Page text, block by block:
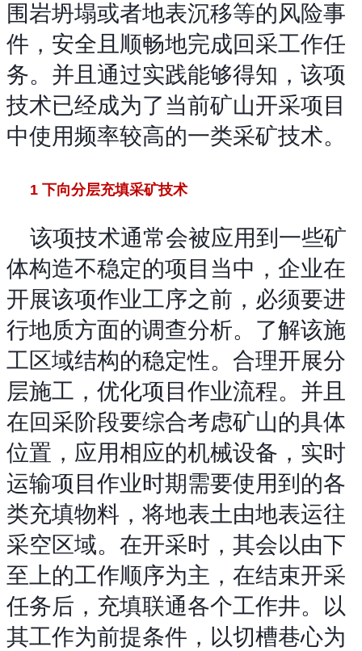
围岩坍塌或者地表沉移等的风险事
件，安全且顺畅地完成回采工作任
务。并且通过实践能够得知，该项
技术已经成为了当前矿山开采项目
中使用频率较高的一类采矿技术。
1 下向分层充填采矿技术
该项技术通常会被应用到一些矿
体构造不稳定的项目当中，企业在
开展该项作业工序之前，必须要进
行地质方面的调查分析。了解该施
工区域结构的稳定性。合理开展分
层施工，优化项目作业流程。并且
在回采阶段要综合考虑矿山的具体
位置，应用相应的机械设备，实时
运输项目作业时期需要使用到的各
类充填物料，将地表土由地表运往
采空区域。在开采时，其会以由下
至上的工作顺序为主，在结束开采
任务后，充填联通各个工作井。以
其工作为前提条件，以切槽巷心为